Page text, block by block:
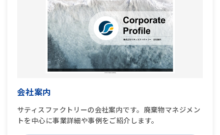
会社案内
サティスファクトリーの会社案内です。廃棄物マネジメン
トを中心に事業詳細や事例をご紹介します。